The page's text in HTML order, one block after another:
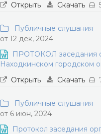
Открыть
Скачать
Публичные слушания
от 12 дек, 2024
ПРОТОКОЛ заседания
Находкинском городском
Открыть
Скачать
Публичные слушания
от 6 июн, 2024
Протокол заседания